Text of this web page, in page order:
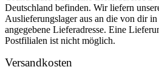
Deutschland befinden. Wir liefern
Auslieferungslager aus an die von dir
angegebene Lieferadresse. Eine
Postfilialen ist nicht möglich.
Versandkosten